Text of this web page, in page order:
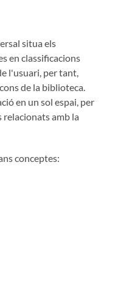
situa els
en classificacions
l'usuari, per tant,
de la biblioteca.
en un sol espai, per
amb la
conceptes: